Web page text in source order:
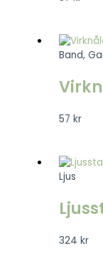
Band,
57 kr
Ljus
324 kr